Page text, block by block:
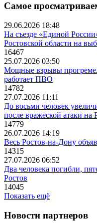
Самое
29.06.2026 18:48
На съезде «Единой
Ростовской области на
16467
25.07.2026 03:50
Мощные взрывы
работает ПВО
14782
27.07.2026 11:11
До восьми человек
после вражеской атаки на
14779
26.07.2026 14:19
Весь Ростов-на-Дону
14315
27.07.2026 06:52
Два человека погибли,
Ростов
14045
Показать ещё
Новости партнеров